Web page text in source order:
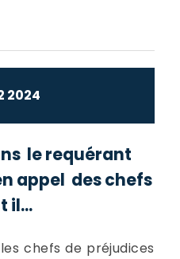
2024
le requérant
appel des chefs
il...
les chefs de préjudices